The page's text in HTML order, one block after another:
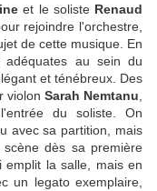
et le soliste Renaud
rejoindre l'orchestre,
de cette musique. En
adéquates au sein du
et ténébreux. Des
violon Sarah Nemtanu
du soliste. On
avec sa partition, mais
dès sa première
la salle, mais en
un legato exemplaire,